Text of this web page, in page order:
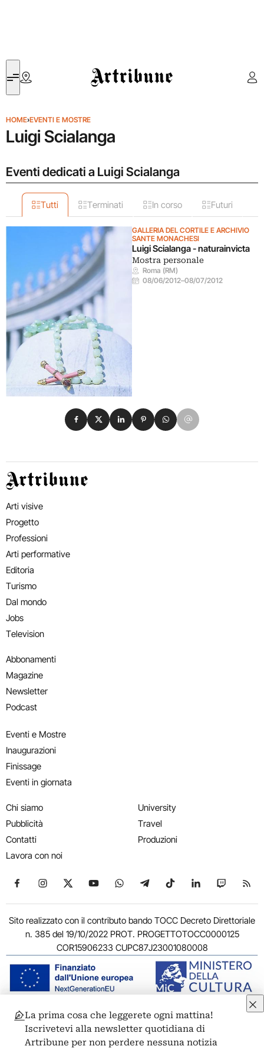
Artribune
HOME›EVENTI E MOSTRE
Luigi Scialanga
Eventi dedicati a Luigi Scialanga
Tutti Terminati In corso Futuri
GALLERIA DEL CORTILE E ARCHIVIO
SANTE MONACHESI
Luigi Scialanga - naturainvicta
Mostra personale
Roma (RM)
08/06/2012–08/07/2012
Condividi su Facebook
Condividi su X
Condividi su LinkedIn
Condividi su Pinterest
Condividi su WhatsApp
Condividi su Email
Artribune
Arti visive
Progetto
Professioni
Arti performative
Editoria
Turismo
Dal mondo
Jobs
Television
Abbonamenti
Magazine
Newsletter
Podcast
Eventi e Mostre
Inaugurazioni
Finissage
Eventi in giornata
Chi siamo
Pubblicità
Contatti
Lavora con noi
University
Travel
Produzioni
Seguici su Facebook
Seguici su Instagram
Seguici su X
Seguici su YouTube
Seguici su WhatsApp
Seguici su Telegram
Seguici su TikTok
Seguici su
Seguici
Sito realizzato con il contributo bando TOCC Decreto Direttoriale
n. 385 del 19/10/2022 PROT. PROGETTOTOCC0000125
COR15906233 CUPC87J23001080008
© 2011-2026 ARTRIBUNE srl – Corso Vittorio Emanuele II, 287 –
00186 Roma - P.I. 11381581005
Privacy: Responsabile della protezione dei dati personali
La prima cosa che leggerete ogni mattina!
Iscrivetevi alla newsletter quotidiana di
Artribune per non perdere nessuna notizia